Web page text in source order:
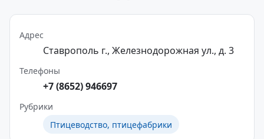
Адрес
Ставрополь г., Железнодорожная ул., д. 3
Телефоны
+7 (8652) 946697
Рубрики
Птицеводство, птицефабрики